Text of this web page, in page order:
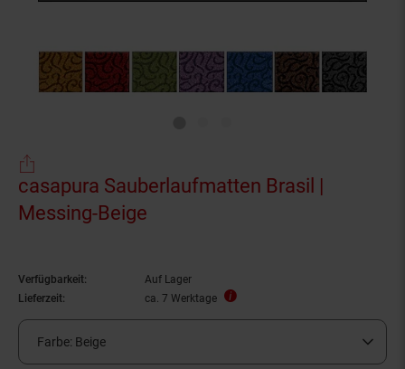
casapura Sauberlaufmatten Brasil |
Messing-Beige
Verfügbarkeit:
Auf Lager
Lieferzeit:
ca. 7 Werktage
Farbe: Beige